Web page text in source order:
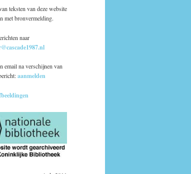
teksten van deze website
met bronvermelding.
naar
email na verschijnen van
aanmelden